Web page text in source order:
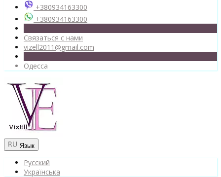
+380934163300
+380934163300
Связаться с нами
vizell2011@gmail.com
Одесса
Язык
Русский
Українська